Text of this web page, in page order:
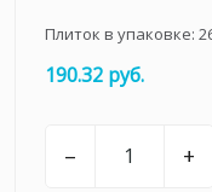
Плиток в упаковке:
190.32 руб.
– +